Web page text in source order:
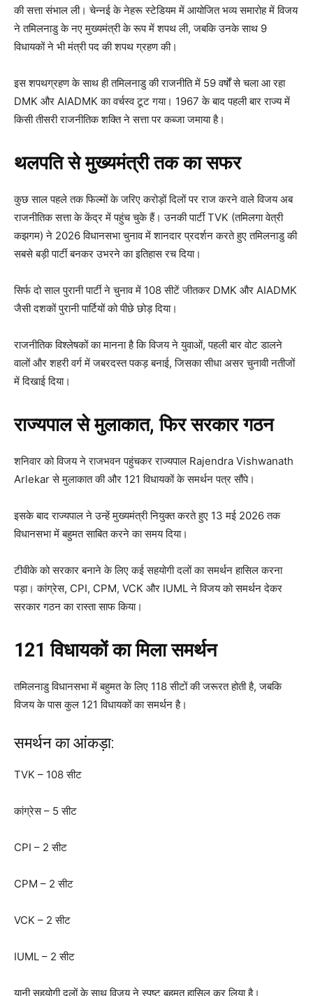
की सत्ता संभाल ली। चेन्नई के नेहरू स्टेडियम में आयोजित भव्य समारोह में विजय
ने तमिलनाडु के नए मुख्यमंत्री के रूप में शपथ ली, जबकि उनके साथ 9
विधायकों ने भी मंत्री पद की शपथ ग्रहण की।
इस शपथग्रहण के साथ ही तमिलनाडु की राजनीति में 59 वर्षों से चला आ रहा
DMK और AIADMK का वर्चस्व टूट गया। 1967 के बाद पहली बार राज्य में
किसी तीसरी राजनीतिक शक्ति ने सत्ता पर कब्जा जमाया है।
थलपति से मुख्यमंत्री तक का सफर
कुछ साल पहले तक फिल्मों के जरिए करोड़ों दिलों पर राज करने वाले विजय अब
राजनीतिक सत्ता के केंद्र में पहुंच चुके हैं। उनकी पार्टी TVK (तमिलगा वेत्री
कझगम) ने 2026 विधानसभा चुनाव में शानदार प्रदर्शन करते हुए तमिलनाडु की
सबसे बड़ी पार्टी बनकर उभरने का इतिहास रच दिया।
सिर्फ दो साल पुरानी पार्टी ने चुनाव में 108 सीटें जीतकर DMK और AIADMK
जैसी दशकों पुरानी पार्टियों को पीछे छोड़ दिया।
राजनीतिक विश्लेषकों का मानना है कि विजय ने युवाओं, पहली बार वोट डालने
वालों और शहरी वर्ग में जबरदस्त पकड़ बनाई, जिसका सीधा असर चुनावी नतीजों
में दिखाई दिया।
राज्यपाल से मुलाकात, फिर सरकार गठन
शनिवार को विजय ने राजभवन पहुंचकर राज्यपाल Rajendra Vishwanath
Arlekar से मुलाकात की और 121 विधायकों के समर्थन पत्र सौंपे।
इसके बाद राज्यपाल ने उन्हें मुख्यमंत्री नियुक्त करते हुए 13 मई 2026 तक
विधानसभा में बहुमत साबित करने का समय दिया।
टीवीके को सरकार बनाने के लिए कई सहयोगी दलों का समर्थन हासिल करना
पड़ा। कांग्रेस, CPI, CPM, VCK और IUML ने विजय को समर्थन देकर
सरकार गठन का रास्ता साफ किया।
121 विधायकों का मिला समर्थन
तमिलनाडु विधानसभा में बहुमत के लिए 118 सीटों की जरूरत होती है, जबकि
विजय के पास कुल 121 विधायकों का समर्थन है।
समर्थन का आंकड़ा:
TVK – 108 सीट
कांग्रेस – 5 सीट
CPI – 2 सीट
CPM – 2 सीट
VCK – 2 सीट
IUML – 2 सीट
यानी सहयोगी दलों के साथ विजय ने स्पष्ट बहुमत हासिल कर लिया है।